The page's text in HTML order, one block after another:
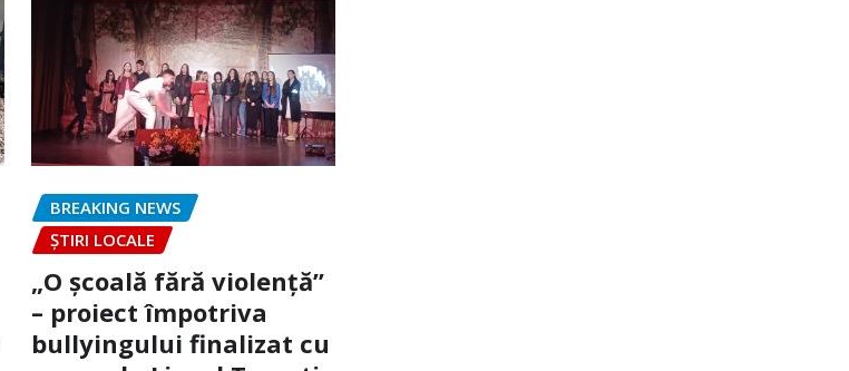
BREAKING NEWS
ȘTIRI LOCALE
„O școală fără violență”
– proiect împotriva
bullyingului finalizat cu